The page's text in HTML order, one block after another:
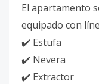
El apartamento
equipado con
✔️ Estufa
✔️ Nevera
✔️ Extractor